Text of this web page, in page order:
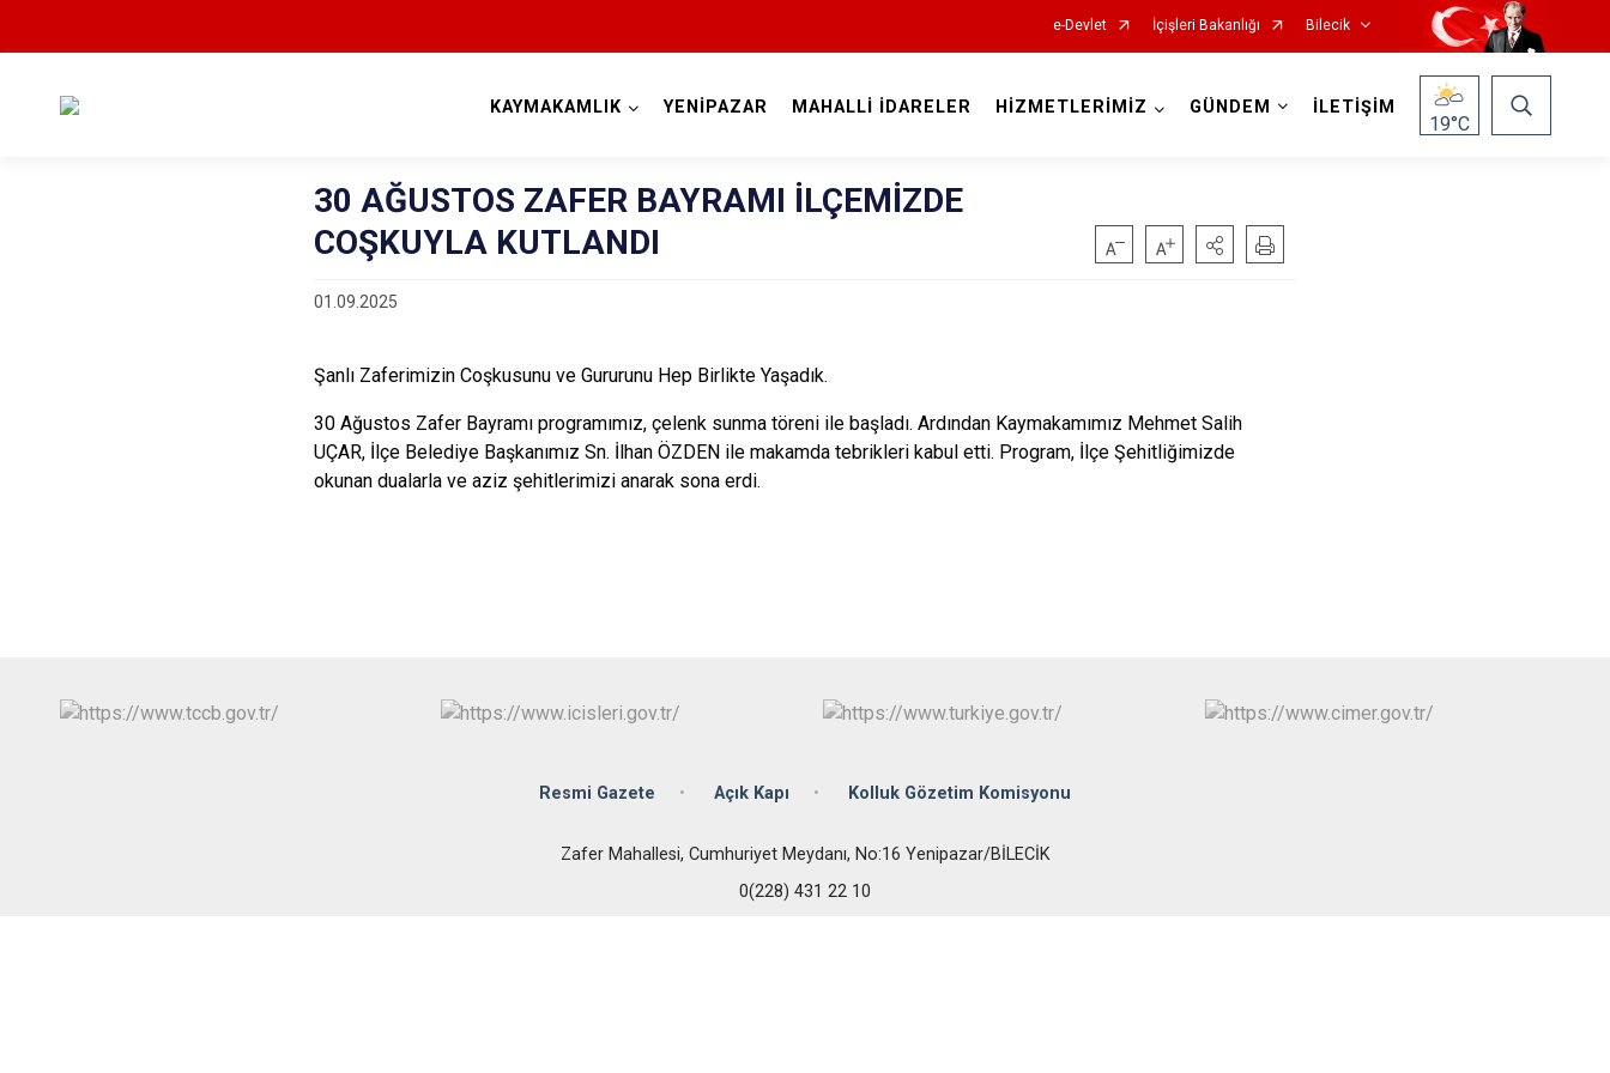
e-Devlet İçişleri Bakanlığı Bilecik
Gölpazarı
İnhisar
KAYMAKAMLIK YENİPAZAR MAHALLİ İDARELER HİZMETLERİMİZ GÜNDEM İLETİŞİM
19°C
30 AĞUSTOS ZAFER BAYRAMI İLÇEMİZDE
COŞKUYLA KUTLANDI
01.09.2025
Şanlı Zaferimizin Coşkusunu ve Gururunu Hep Birlikte Yaşadık.
30 Ağustos Zafer Bayramı programımız, çelenk sunma töreni ile başladı. Ardından Kaymakamımız Mehmet Salih
UÇAR, İlçe Belediye Başkanımız Sn. İlhan ÖZDEN ile makamda tebrikleri kabul etti. Program, İlçe Şehitliğimizde
okunan dualarla ve aziz şehitlerimizi anarak sona erdi.
Resmi Gazete Açık Kapı Kolluk Gözetim Komisyonu
Zafer Mahallesi, Cumhuriyet Meydanı, No:16 Yenipazar/BİLECİK
0(228) 431 22 10